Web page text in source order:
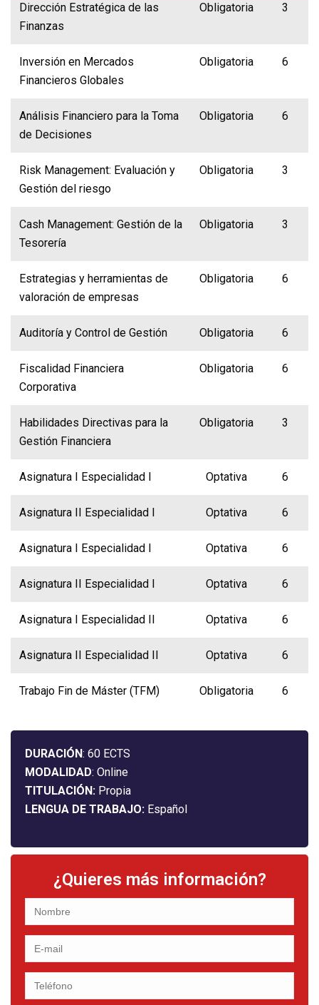
Dirección Estratégica de las
Finanzas
Obligatoria 3
Inversión en Mercados
Financieros Globales
Obligatoria 6
Análisis Financiero para la Toma
de Decisiones
Obligatoria 6
Risk Management: Evaluación y
Gestión del riesgo
Obligatoria 3
Cash Management: Gestión de la
Tesorería
Obligatoria 3
Estrategias y herramientas de
valoración de empresas
Obligatoria 6
Auditoría y Control de Gestión Obligatoria 6
Fiscalidad Financiera
Corporativa
Obligatoria 6
Habilidades Directivas para la
Gestión Financiera
Obligatoria 3
Asignatura I Especialidad I Optativa 6
Asignatura II Especialidad I Optativa 6
Asignatura I Especialidad I Optativa 6
Asignatura II Especialidad I Optativa 6
Asignatura I Especialidad II Optativa 6
Asignatura II Especialidad II Optativa 6
Trabajo Fin de Máster (TFM) Obligatoria 6
DURACIÓN: 60 ECTS
MODALIDAD: Online
TITULACIÓN: Propia
LENGUA DE TRABAJO: Español
¿Quieres más información?